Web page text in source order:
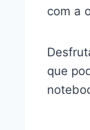
com a
que